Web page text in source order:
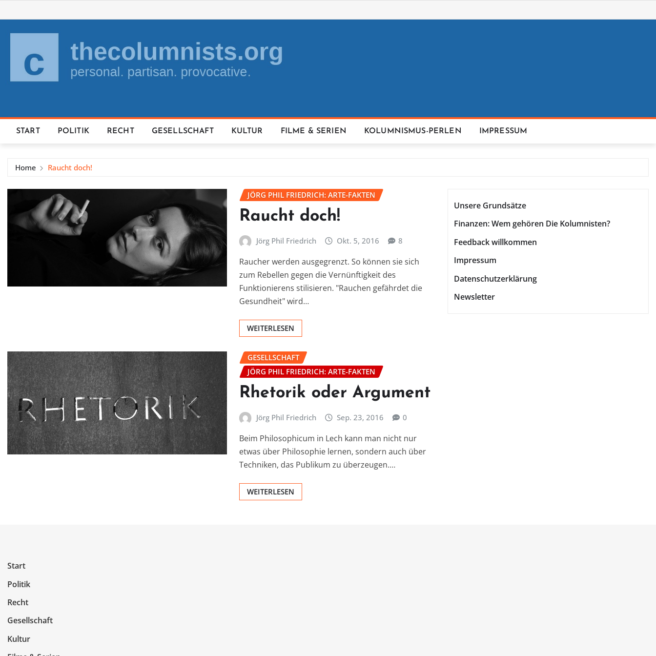
to
content
START POLITIK RECHT GESELLSCHAFT KULTUR FILME & SERIEN KOLUMNISMUS-PERLEN IMPRESSUM
Home Raucht doch!
JÖRG PHIL FRIEDRICH: ARTE-FAKTEN
Raucht doch!
Jörg Phil Friedrich Okt. 5, 2016 8
Raucher werden ausgegrenzt. So können sie sich
zum Rebellen gegen die Vernünftigkeit des
Funktionierens stilisieren. "Rauchen gefährdet die
Gesundheit" wird…
WEITERLESEN
GESELLSCHAFT
JÖRG PHIL FRIEDRICH: ARTE-FAKTEN
Rhetorik oder Argument
Jörg Phil Friedrich Sep. 23, 2016 0
Beim Philosophicum in Lech kann man nicht nur
etwas über Philosophie lernen, sondern auch über
Techniken, das Publikum zu überzeugen.…
WEITERLESEN
Unsere Grundsätze
Finanzen: Wem gehören Die Kolumnisten?
Feedback willkommen
Impressum
Datenschutzerklärung
Newsletter
Start
Politik
Recht
Gesellschaft
Kultur